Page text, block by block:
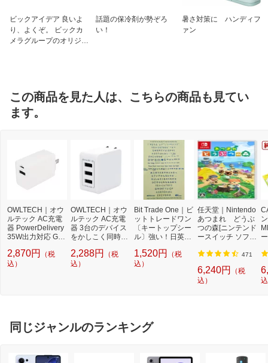
【USB A】DC5V/3A、DC9V/3A、DC1
2V/2.5A、DC20V/1.5A(30W MAX)
ビックアイデア 良いよ
り、よくぞ。 ビックカ
メラグループのオリジナ
話題の保冷剤が勢ぞろ
い！
暑さ対策に ハンディフ
ァン
この商品を見た人は、こちらの商品も見てい
ます。
OWLTECH｜オウ
ルテック AC充電
器 PowerDelivery
35W出力対応 Ga
C×1 ホワイト OW
L-APD35C1A1-W
2,870円
（税
込）
OWLTECH｜オウ
ルテック AC充電
器 3台のデバイス
をかしこく同時充
電 ホワイト OWL-
ACU348AS-WH [1
2,288円
（税
込）
Bit Trade One｜ビ
ットトレードワン
〔キートップシー
ル〕強い！日英対
プシールセット ブ
ルー DYKTSBL
1,520円
（税
込）
任天堂｜Nintendo
あつまれ どうぶ
つの森[ニンテンド
ースイッチ ソフ
471
6,240円
（税
込）
同じジャンルのランキング